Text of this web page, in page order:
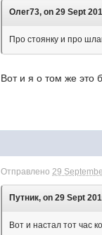
Олег73, on 29 Sept
Про стоянку и про
Вот и я о том же это
Отправлено29
Путник, on 29 Sept
Вот и настал тот час